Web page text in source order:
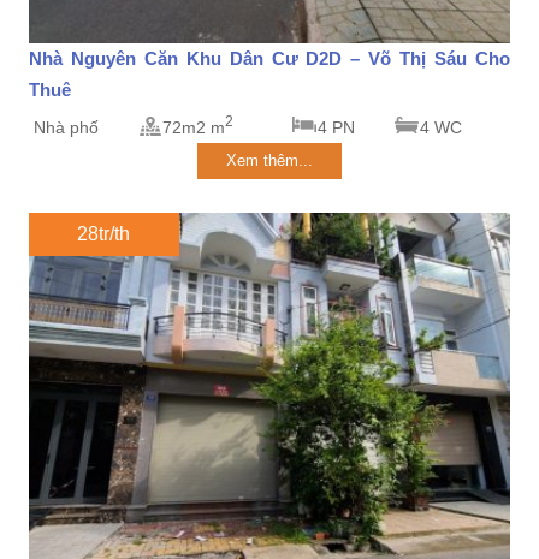
Nhà Nguyên Căn Khu Dân Cư D2D – Võ Thị Sáu Cho
Thuê
Nhà phố 72m2 m2 4 PN 4 WC
Xem thêm...
28tr/th